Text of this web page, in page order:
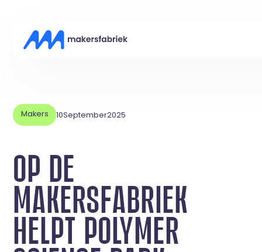
Makers 10September2025
OP DE
MAKERSFABRIEK
HELPT POLYMER